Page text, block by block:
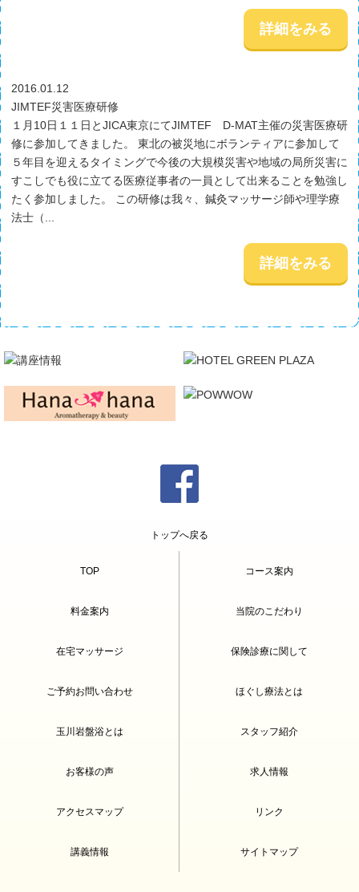
詳細をみる
2016.01.12
JIMTEF災害医療研修
１月10日１１日とJICA東京にてJIMTEF D-MAT主催の災害医療研
修に参加してきました。 東北の被災地にボランティアに参加して
５年目を迎えるタイミングで今後の大規模災害や地域の局所災害に
すこしでも役に立てる医療従事者の一員として出来ることを勉強し
たく参加しました。 この研修は我々、鍼灸マッサージ師や理学療
法士（...
詳細をみる
トップへ戻る
TOP コース案内
料金案内 当院のこだわり
在宅マッサージ 保険診療に関して
ご予約お問い合わせ ほぐし療法とは
玉川岩盤浴とは スタッフ紹介
お客様の声 求人情報
アクセスマップ リンク
講義情報 サイトマップ